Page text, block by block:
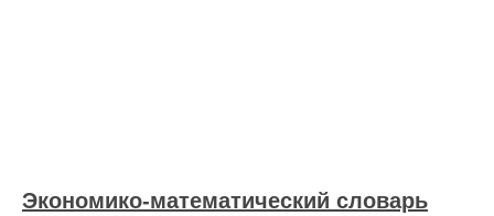
Экономико-математический словарь